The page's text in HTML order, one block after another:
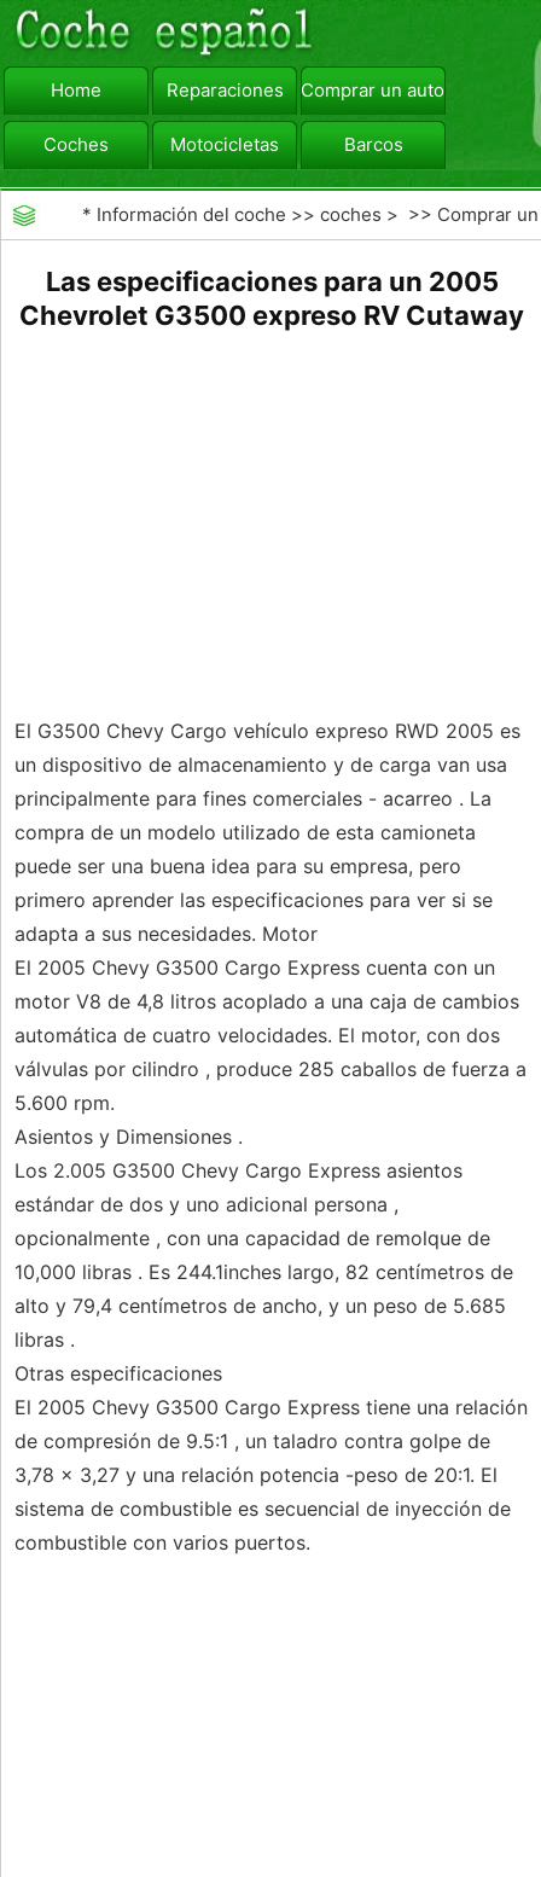
Home Reparaciones Comprar un automóvil
Coches Motocicletas Barcos
viajar Camiones
* Información del coche >>coches > >> Comprar un
Las especificaciones para un 2005
Chevrolet G3500 expreso RV Cutaway
El G3500 Chevy Cargo vehículo expreso RWD 2005 es
un dispositivo de almacenamiento y de carga van usa
principalmente para fines comerciales - acarreo . La
compra de un modelo utilizado de esta camioneta
puede ser una buena idea para su empresa, pero
primero aprender las especificaciones para ver si se
adapta a sus necesidades. Motor
El 2005 Chevy G3500 Cargo Express cuenta con un
motor V8 de 4,8 litros acoplado a una caja de cambios
automática de cuatro velocidades. El motor, con dos
válvulas por cilindro , produce 285 caballos de fuerza a
5.600 rpm.
Asientos y Dimensiones .
Los 2.005 G3500 Chevy Cargo Express asientos
estándar de dos y uno adicional persona ,
opcionalmente , con una capacidad de remolque de
10,000 libras . Es 244.1inches largo, 82 centímetros de
alto y 79,4 centímetros de ancho, y un peso de 5.685
libras .
Otras especificaciones
El 2005 Chevy G3500 Cargo Express tiene una relación
de compresión de 9.5:1 , un taladro contra golpe de
3,78 x 3,27 y una relación potencia -peso de 20:1. El
sistema de combustible es secuencial de inyección de
combustible con varios puertos.